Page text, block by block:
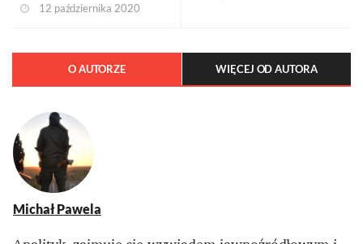
12 października 2020
O AUTORZE WIĘCEJ OD AUTORA
Michał Pawela